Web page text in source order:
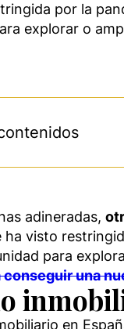
por la
explorar o
adineradas,
ha visto
para
una
en